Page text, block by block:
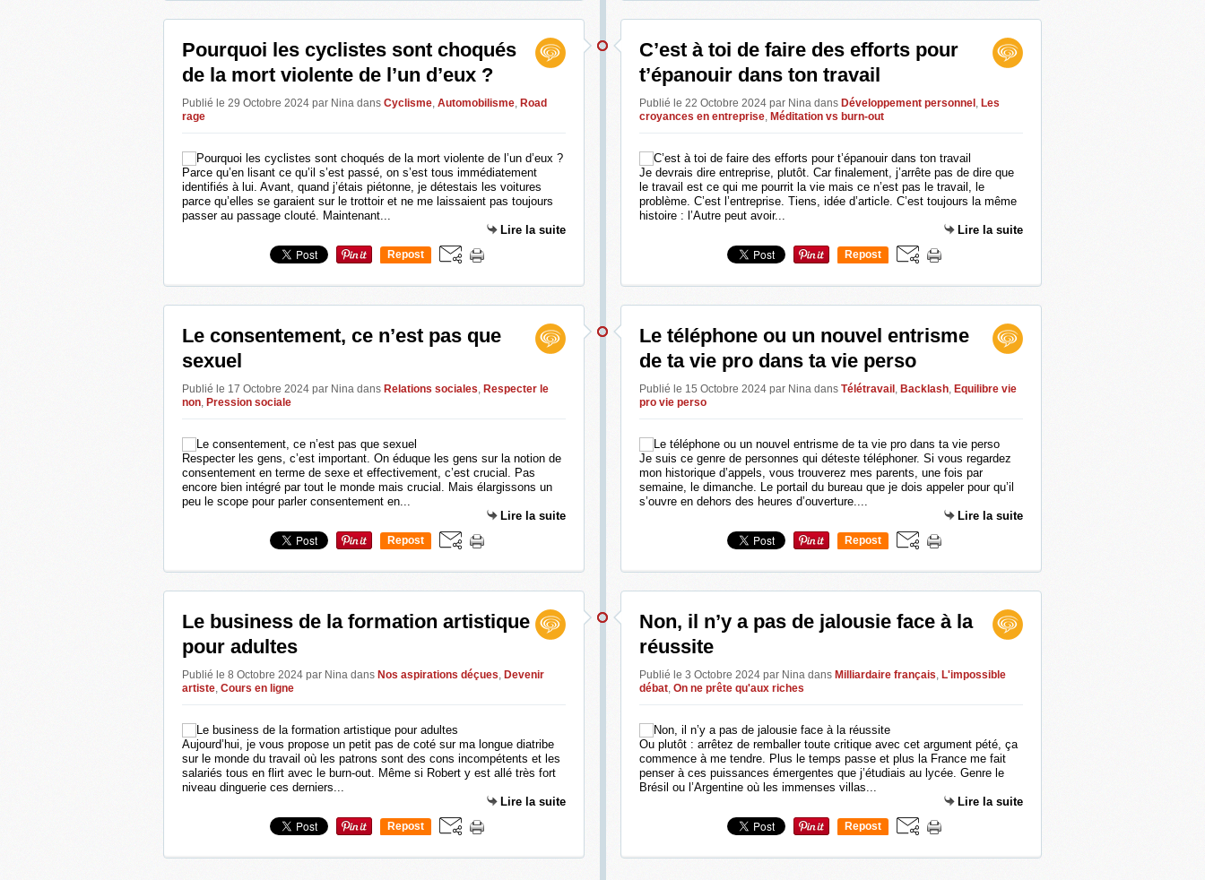
Pourquoi les cyclistes sont choqués
de la mort violente de l’un d’eux ?
Publié le 29 Octobre 2024 par Nina dans Cyclisme, Automobilisme, Road
rage
Parce qu’en lisant ce qu’il s’est passé, on s’est tous immédiatement
identifiés à lui. Avant, quand j’étais piétonne, je détestais les voitures
parce qu’elles se garaient sur le trottoir et ne me laissaient pas toujours
passer au passage clouté. Maintenant...
Lire la suite
Repost
Le consentement, ce n’est pas que
sexuel
Publié le 17 Octobre 2024 par Nina dans Relations sociales, Respecter le
non, Pression sociale
Respecter les gens, c’est important. On éduque les gens sur la notion de
consentement en terme de sexe et effectivement, c’est crucial. Pas
encore bien intégré par tout le monde mais crucial. Mais élargissons un
peu le scope pour parler consentement en...
Lire la suite
Repost
Le business de la formation artistique
pour adultes
Publié le 8 Octobre 2024 par Nina dans Nos aspirations déçues, Devenir
artiste, Cours en ligne
Aujourd’hui, je vous propose un petit pas de coté sur ma longue diatribe
sur le monde du travail où les patrons sont des cons incompétents et les
salariés tous en flirt avec le burn-out. Même si Robert y est allé très fort
niveau dinguerie ces derniers...
Lire la suite
Repost
C’est à toi de faire des efforts pour
t’épanouir dans ton travail
Publié le 22 Octobre 2024 par Nina dans Développement personnel , Les
croyances en entreprise, Méditation vs burn-out
Je devrais dire entreprise, plutôt. Car finalement, j’arrête pas de dire que
le travail est ce qui me pourrit la vie mais ce n’est pas le travail, le
problème. C’est l’entreprise. Tiens, idée d’article. C’est toujours la même
histoire : l’Autre peut avoir...
Lire la suite
Repost
Le téléphone ou un nouvel entrisme
de ta vie pro dans ta vie perso
Publié le 15 Octobre 2024 par Nina dans Télétravail , Backlash, Equilibre vie
pro vie perso
Je suis ce genre de personnes qui déteste téléphoner. Si vous regardez
mon historique d’appels, vous trouverez mes parents, une fois par
semaine, le dimanche. Le portail du bureau que je dois appeler pour qu’il
s’ouvre en dehors des heures d’ouverture....
Lire la suite
Repost
Non, il n’y a pas de jalousie face à la
réussite
Publié le 3 Octobre 2024 par Nina dans Milliardaire français, L'impossible
débat, On ne prête qu'aux riches
Ou plutôt : arrêtez de remballer toute critique avec cet argument pété, ça
commence à me tendre. Plus le temps passe et plus la France me fait
penser à ces puissances émergentes que j’étudiais au lycée. Genre le
Brésil ou l’Argentine où les immenses villas...
Lire la suite
Repost